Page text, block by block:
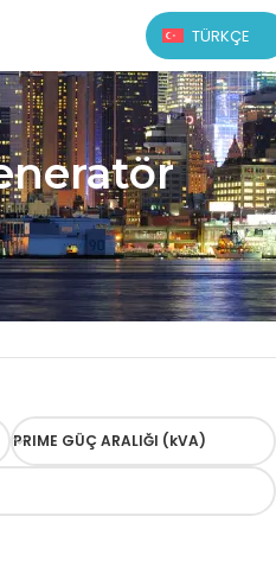
TÜRKÇE
PRIME GÜÇ ARALIĞI (kVA)